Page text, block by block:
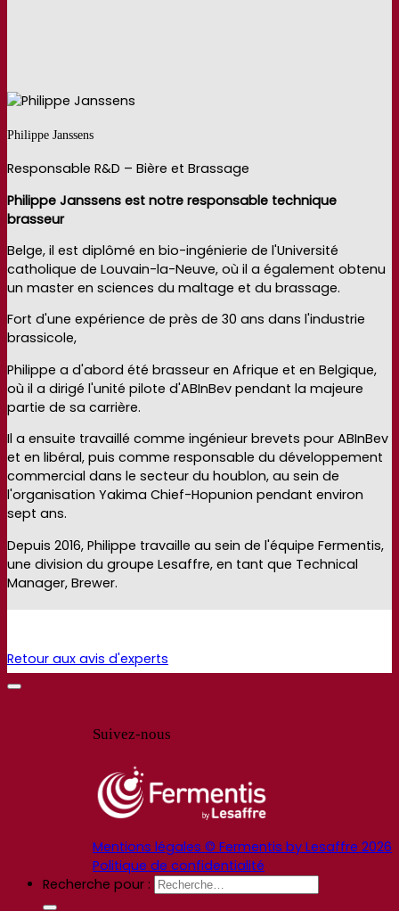
Philippe Janssens
Responsable R&D – Bière et Brassage
Philippe Janssens est notre responsable technique
brasseur
Belge, il est diplômé en bio-ingénierie de l'Université
catholique de Louvain-la-Neuve, où il a également obtenu
un master en sciences du maltage et du brassage.
Fort d'une expérience de près de 30 ans dans l'industrie
brassicole,
Philippe a d'abord été brasseur en Afrique et en Belgique,
où il a dirigé l'unité pilote d'ABInBev pendant la majeure
partie de sa carrière.
Il a ensuite travaillé comme ingénieur brevets pour ABInBev
et en libéral, puis comme responsable du développement
commercial dans le secteur du houblon, au sein de
l'organisation Yakima Chief-Hopunion pendant environ
sept ans.
Depuis 2016, Philippe travaille au sein de l'équipe Fermentis,
une division du groupe Lesaffre, en tant que Technical
Manager, Brewer.
Retour aux avis d'experts
Suivez-nous
Mentions légales © Fermentis by Lesaffre 2026
Politique de confidentialité
Recherche pour :